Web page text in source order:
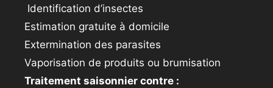
Identification d’insectes
Estimation gratuite à domicile
Extermination des parasites
Vaporisation de produits ou brumisation
Traitement saisonnier contre :